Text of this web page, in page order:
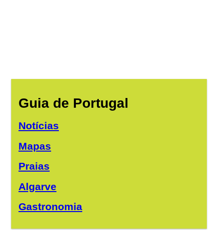
Guia de Portugal
Notícias
Mapas
Praias
Algarve
Gastronomia